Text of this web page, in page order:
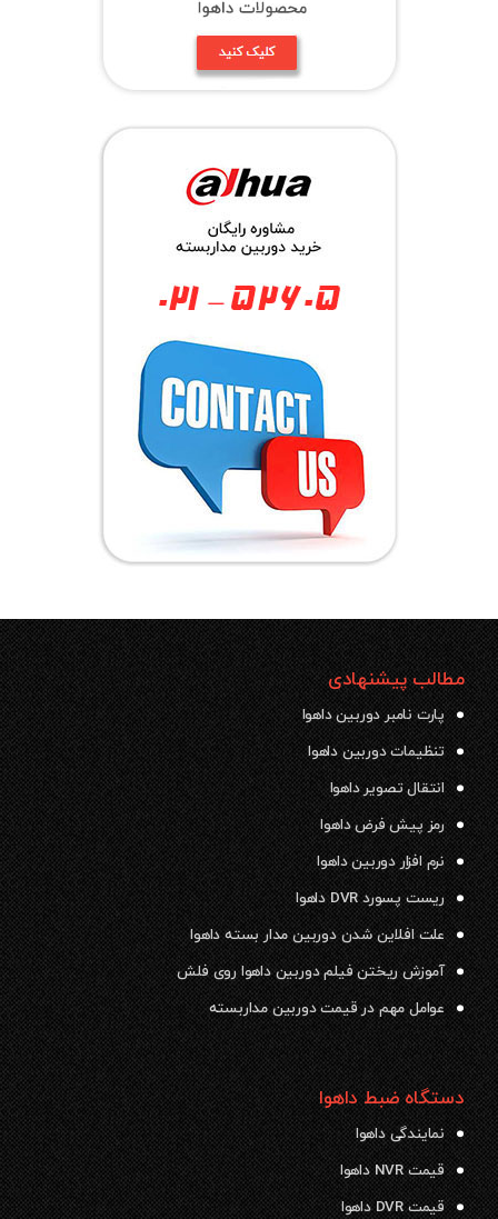
مطالب پیشنهادی
پارت نامبر دوربین داهوا
تنظیمات دوربین داهوا
انتقال تصویر داهوا
رمز پیش فرض داهوا
نرم افزار دوربین داهوا
ریست پسورد DVR داهوا
علت افلاین شدن دوربین مدار بسته داهوا
آموزش ریختن فیلم دوربین داهوا روی فلش
عوامل مهم در قیمت دوربین مداربسته
دستگاه ضبط داهوا
نمایندگی داهوا
قیمت NVR داهوا
قیمت DVR داهوا